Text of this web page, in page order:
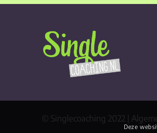
© Singlecoaching 2022 |
Deze